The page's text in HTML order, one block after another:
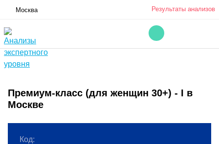
Москва Результаты анализов
Премиум-класс (для женщин 30+) - I в
Москве
Код: